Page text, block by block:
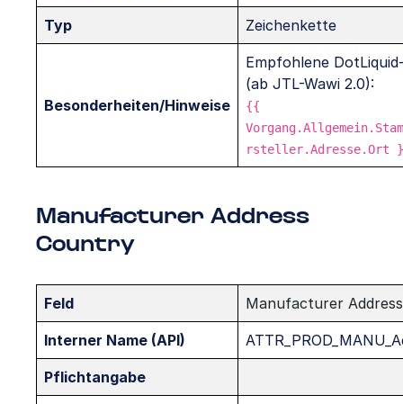
Typ Zeichenkette
Besonderheiten/Hinweise
Empfohlene
(ab JTL-Wawi 2.0):
{{
rsteller.Adresse.Ort
Manufacturer Address
Country
Feld Manufacturer
Interner Name (API)
Pflichtangabe